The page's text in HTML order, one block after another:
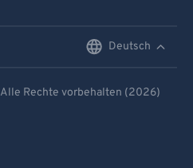
Deutsch
Alle Rechte vorbehalten (2026)